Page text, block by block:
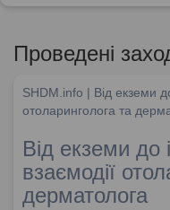
Проведені
SHDM.info | Від екземи
отоларинголога та
Від екземи до
взаємодії
дерматолога